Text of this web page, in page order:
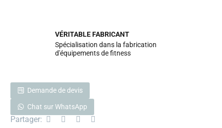
VÉRITABLE FABRICANT
Spécialisation dans la fabrication
d'équipements de fitness
Demande de devis
Chat sur WhatsApp
Partager: